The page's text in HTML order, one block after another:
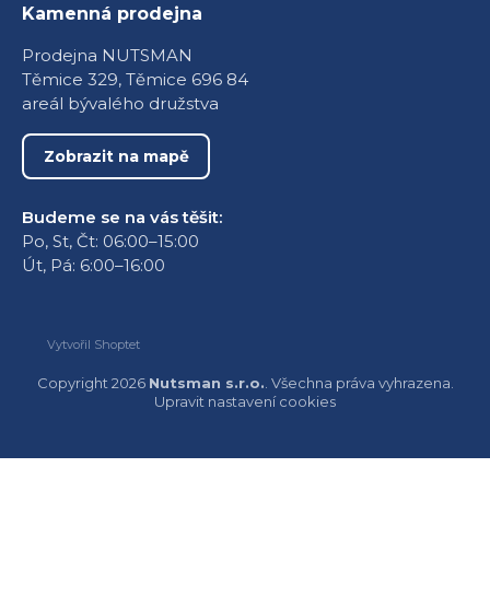
Kamenná prodejna
Prodejna NUTSMAN
Těmice 329, Těmice 696 84
areál bývalého družstva
Zobrazit na mapě
Budeme se na vás těšit:
Po, St, Čt: 06:00–15:00
Út, Pá: 6:00–16:00
Vytvořil Shoptet
Copyright 2026 Nutsman s.r.o. . Všechna práva vyhrazena.
Upravit nastavení cookies